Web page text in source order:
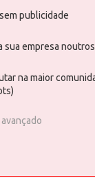
publicidade
sua empresa
na maior